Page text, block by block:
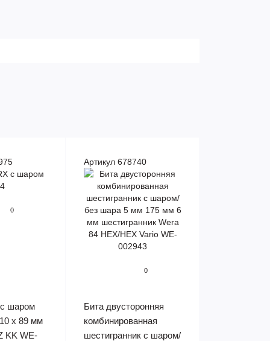
0
шаром
x 89 мм
KK WE-
Артикул 678740
0
Бита двусторонняя
комбинированная
шестигранник с шаром/